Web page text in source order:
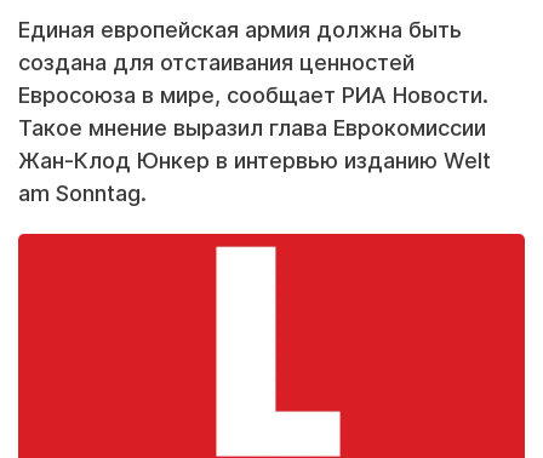
Единая европейская армия должна быть
создана для отстаивания ценностей
Евросоюза в мире, сообщает РИА Новости.
Такое мнение выразил глава Еврокомиссии
Жан-Клод Юнкер в интервью изданию Welt
am Sonntag.